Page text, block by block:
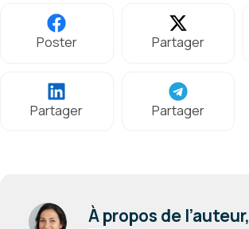
Poster Partager
Partager Partager
À propos de l’auteur,